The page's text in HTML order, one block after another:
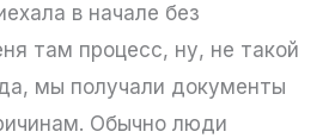
в начале без
там процесс, ну, не такой
мы получали документы
Обычно люди